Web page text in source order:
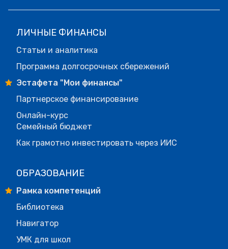
ЛИЧНЫЕ ФИНАНСЫ
Статьи и аналитика
Программа долгосрочных сбережений
Эстафета "Мои финансы"
Партнерское финансирование
Онлайн-курс
Семейный бюджет
Как грамотно инвестировать через ИИС
ОБРАЗОВАНИЕ
Рамка компетенций
Библиотека
Навигатор
УМК для школ